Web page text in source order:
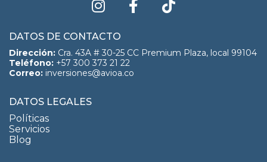
DATOS DE CONTACTO
Dirección: Cra. 43A # 30-25 CC Premium Plaza, local 99104
Teléfono: +57 300 373 21 22
Correo: inversiones@avioa.co
DATOS LEGALES
Políticas
Servicios
Blog